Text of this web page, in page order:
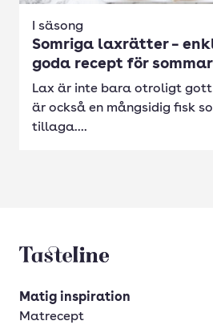
I säsong
Somriga laxrätter –
goda recept för
Lax är inte bara otroligt
är också en mångsidig fisk
tillaga....
Tasteline startsida
Matig inspiration
Matrecept